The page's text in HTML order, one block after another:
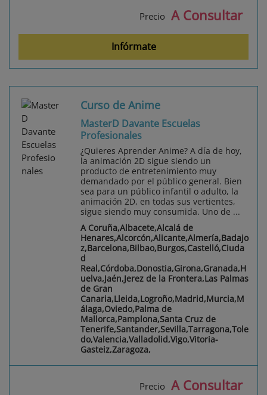
Precio A Consultar
Infórmate
Curso de Anime
MasterD Davante Escuelas
Profesionales
¿Quieres Aprender Anime? A día de hoy,
la animación 2D sigue siendo un
producto de entretenimiento muy
demandado por el público general. Bien
sea para un público infantil o adulto, la
animación 2D, en todas sus vertientes,
sigue siendo muy consumida. Uno de ...
A Coruña,Albacete,Alcalá de
Henares,Alcorcón,Alicante,Almería,Badajo
z,Barcelona,Bilbao,Burgos,Castelló,Ciuda
d
Real,Córdoba,Donostia,Girona,Granada,H
uelva,Jaén,Jerez de la Frontera,Las Palmas
de Gran
Canaria,Lleida,Logroño,Madrid,Murcia,M
álaga,Oviedo,Palma de
Mallorca,Pamplona,Santa Cruz de
Tenerife,Santander,Sevilla,Tarragona,Tole
do,Valencia,Valladolid,Vigo,Vitoria-
Gasteiz,Zaragoza,
Precio A Consultar